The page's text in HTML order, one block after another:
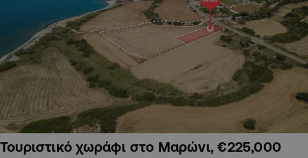
Τουριστικό χωράφι στο Μαρώνι, €225,000